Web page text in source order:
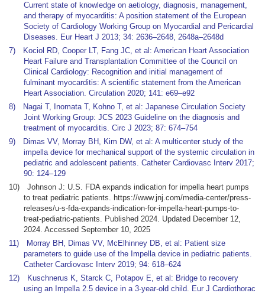
Current state of knowledge on aetiology, diagnosis, management,
and therapy of myocarditis: A position statement of the European
Society of Cardiology Working Group on Myocardial and Pericardial
Diseases. Eur Heart J 2013; 34: 2636–2648, 2648a–2648d
7) Kociol RD, Cooper LT, Fang JC, et al: American Heart Association
Heart Failure and Transplantation Committee of the Council on
Clinical Cardiology: Recognition and initial management of
fulminant myocarditis: A scientific statement from the American
Heart Association. Circulation 2020; 141: e69–e92
8) Nagai T, Inomata T, Kohno T, et al: Japanese Circulation Society
Joint Working Group: JCS 2023 Guideline on the diagnosis and
treatment of myocarditis. Circ J 2023; 87: 674–754
9) Dimas VV, Morray BH, Kim DW, et al: A multicenter study of the
impella device for mechanical support of the systemic circulation in
pediatric and adolescent patients. Catheter Cardiovasc Interv 2017;
90: 124–129
10) Johnson J: U.S. FDA expands indication for impella heart pumps
to treat pediatric patients. https://www.jnj.com/media-center/press-
releases/u-s-fda-expands-indication-for-impella-heart-pumps-to-
treat-pediatric-patients. Published 2024. Updated December 12,
2024. Accessed September 10, 2025
11) Morray BH, Dimas VV, McElhinney DB, et al: Patient size
parameters to guide use of the Impella device in pediatric patients.
Catheter Cardiovasc Interv 2019; 94: 618–624
12) Kuschnerus K, Starck C, Potapov E, et al: Bridge to recovery
using an Impella 2.5 device in a 3-year-old child. Eur J Cardiothorac